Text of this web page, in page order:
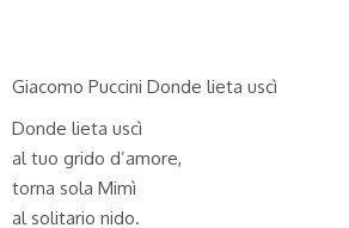
Giacomo Puccini Donde lieta uscì
Donde lieta uscì
al tuo grido d’amore,
torna sola Mimì
al solitario nido.